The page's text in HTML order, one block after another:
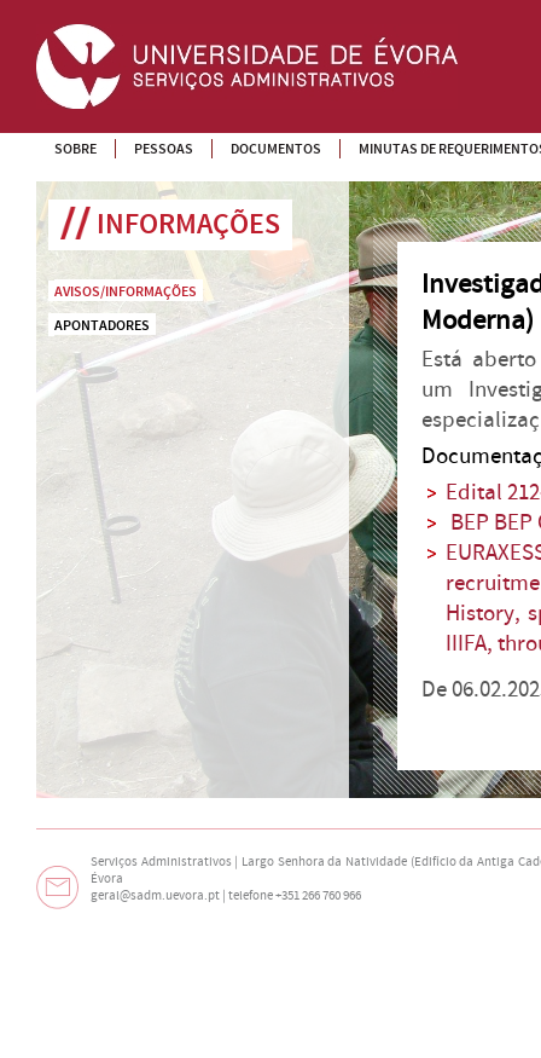
SOBRE PESSOAS DOCUMENTOS MINUTAS DE
INFORMAÇÕES
AVISOS/INFORMAÇÕES
APONTADORES
Moderna)
Está
um
Edital
BEP
History,
IIIFA,
De
Serviços Administrativos | Largo Senhora da Natividade (Edifício da Antiga
Évora
geral@sadm.uevora.pt | telefone +351 266 760 966